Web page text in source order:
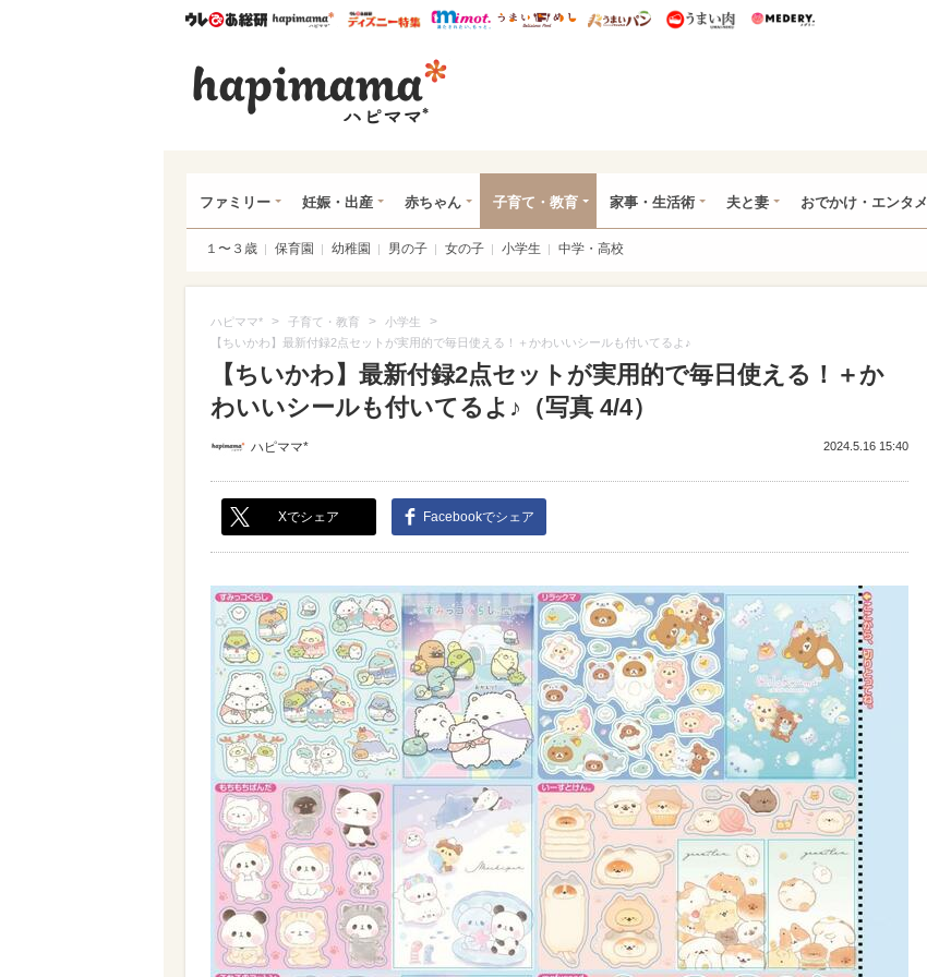
ウレぴあ総研ハピママ* ウレぴあ総研 ディズニー特集
mimot. うまいめし うまいパン うまい肉
ファミリー 妊娠・出産 赤ちゃん 子育て・教育 家事・生活術 夫と妻 おでかけ・エンタメ
１〜３歳 保育園 幼稚園 男の子 女の子 小学生 中学・高校
ハピママ* > 子育て・教育 > 小学生 >
【ちいかわ】最新付録2点セットが実用的で毎日使える！＋かわいいシールも付いてるよ♪
【ちいかわ】最新付録2点セットが実用的で毎日使える！＋か
わいいシールも付いてるよ♪（写真 4/4）
ハピママ* 2024.5.16 15:40
Xでシェア Facebookでシェア